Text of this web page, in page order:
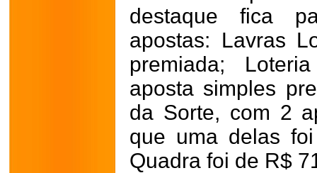
destaque fica
apostas: Lavras
premiada;
aposta simples
da Sorte, com 2
que uma delas
Quadra foi de R$